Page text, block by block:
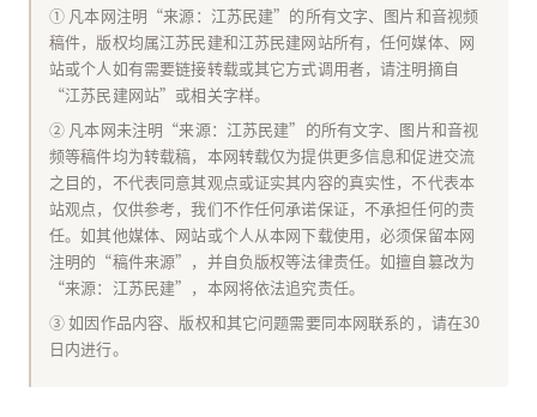
① 凡本网注明“来源：江苏民建”的所有文字、图片和音视频
稿件，版权均属江苏民建和江苏民建网站所有，任何媒体、网
站或个人如有需要链接转载或其它方式调用者，请注明摘自
“江苏民建网站”或相关字样。
② 凡本网未注明“来源：江苏民建”的所有文字、图片和音视
频等稿件均为转载稿，本网转载仅为提供更多信息和促进交流
之目的，不代表同意其观点或证实其内容的真实性，不代表本
站观点，仅供参考，我们不作任何承诺保证，不承担任何的责
任。如其他媒体、网站或个人从本网下载使用，必须保留本网
注明的“稿件来源”，并自负版权等法律责任。如擅自篡改为
“来源：江苏民建”，本网将依法追究责任。
③ 如因作品内容、版权和其它问题需要同本网联系的，请在30
日内进行。